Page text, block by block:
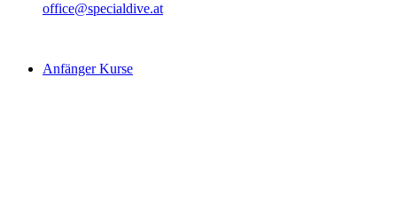
office@specialdive.at
Anfänger Kurse